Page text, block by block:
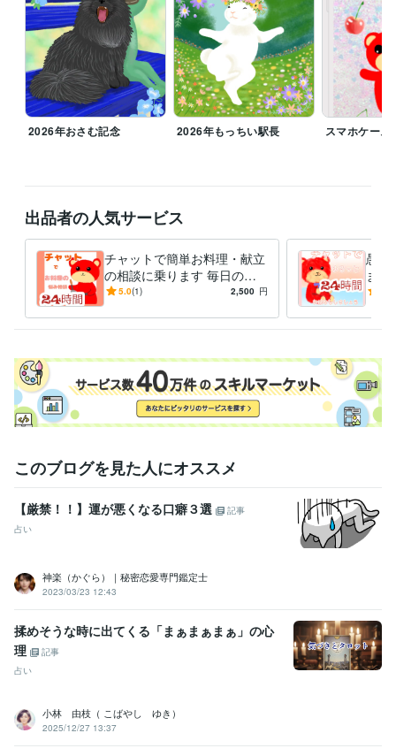
資格・検定
調理師 取得年 : 2018年
タロットリーディングマスター 取得年 : 2022年
秘書技能検定2級 取得年 : 2003年
ビジネス・クリエイティブツール
Adobe Photoshop:6年 ibisPaint:6年
2026年おさむ記念 2026年もっちい駅長 スマホケース
出品者の人気サービス
チャットで簡単お料理・献立
の相談に乗ります 毎日の献
立や栄養に悩んでいる方、一
5.0(1) 2,500 円
愚痴
ま
心！
このブログを見た人にオススメ
【厳禁！！】運が悪くなる口癖３選
記事
占い
神楽（かぐら）｜秘密恋愛専門鑑定士
2023/03/23 12:43
揉めそうな時に出てくる「まぁまぁまぁ」の心
理
記事
占い
小林 由枝（ こばやし ゆき）
2025/12/27 13:37